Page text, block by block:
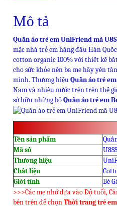
Mô tả
Quần áo trẻ em UniFriend mã
mặc nhà trẻ em hàng đầu Hàn
cotton organic 100% với thiết kế
cho sức khỏe nên ba me hãy yên
mình. Thương hiệuQuần áo trẻ
Nam và nhiều nước trên trên thế
sở hữu những bộQuần áo trẻ em
Tên sản phẩm
Mã số
Thương hiệu
Chất liệu
Giới tính
Bé
>>>Các mẹ nhớ dựa vào Độ tuổi,
bên trên để chọnThời trang trẻ em